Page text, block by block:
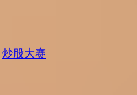
炒股大赛